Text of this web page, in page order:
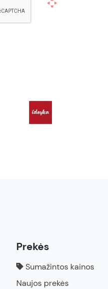
Prekės
Sumažintos kainos
Naujos prekės